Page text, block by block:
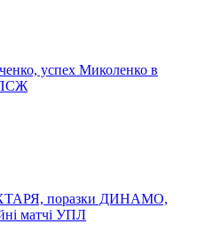
успех Миколенко в
ПСЖ
поразки ДИНАМО,
матчі УПЛ